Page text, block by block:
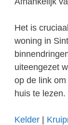
Het is
woning in
uiteengezet
op de link
huis te lezen.
Kelder